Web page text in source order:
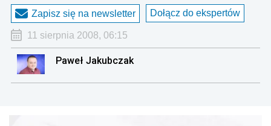
Zapisz się na newsletter Dołącz do ekspertów
11 sierpnia 2008, 06:15
Paweł Jakubczak